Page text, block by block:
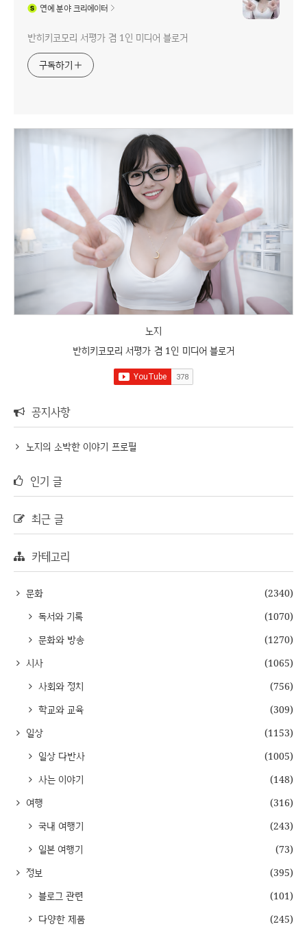
연예분야 크리에이터
반히키코모리 서평가 겸 1인 미디어 블로거
구독하기
노지
반히키코모리 서평가 겸 1인 미디어 블로거
공지사항
노지의 소박한 이야기 프로필
인기 글
최근 글
카테고리
문화
(2340)
독서와 기록
(1070)
문화와 방송
(1270)
시사
(1065)
사회와 정치
(756)
학교와 교육
(309)
일상
(1153)
일상 다반사
(1005)
사는 이야기
(148)
여행
(316)
국내 여행기
(243)
일본 여행기
(73)
정보
(395)
블로그 관련
(101)
다양한 제품
(245)